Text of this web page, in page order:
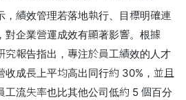
，績效管理若落地執行、目標明確連
對企業營運成效有顯著影響。根據
報告指出，專注於員工績效的人才
收成長上平均高出同行約 30%，並且
工流失率也比其他公司低約 5 個百分